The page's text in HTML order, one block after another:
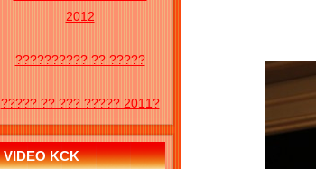
2012
?????????? ?? ?????
????? ?? ??? ????? 2011?
VIDEO KCK